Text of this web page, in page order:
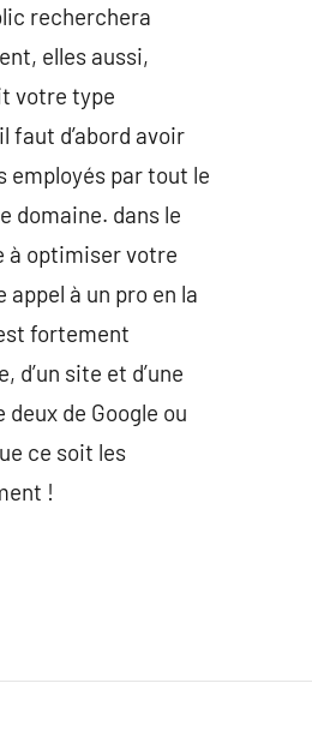
recherchera
elles aussi,
votre type
faut d’abord avoir
employés par tout le
domaine. dans le
à optimiser votre
à un pro en la
fortement
site et d’une
de Google ou
ce soit les
!